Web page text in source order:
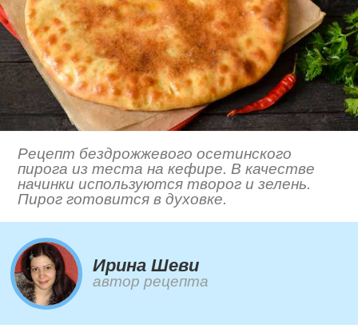
Рецепт бездрожжевого осетинского
пирога из теста на кефире. В качестве
начинки используются творог и зелень.
Пирог готовится в духовке.
Ирина Шеви
автор рецепта